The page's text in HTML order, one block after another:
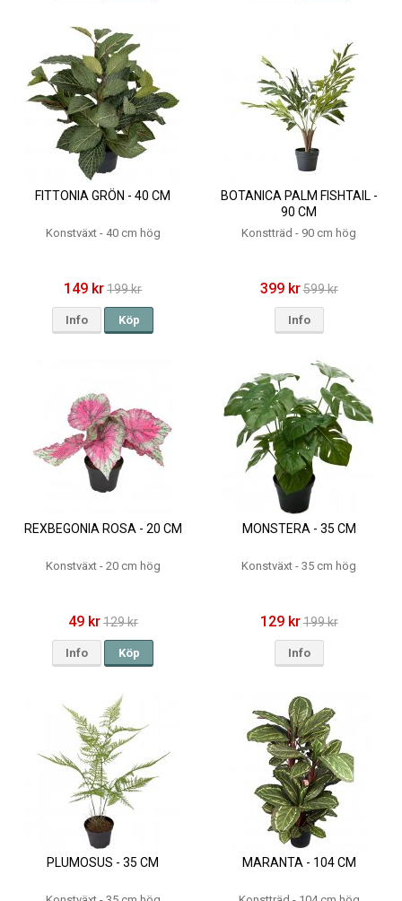
FITTONIA GRÖN - 40 CM
Konstväxt - 40 cm hög
149 kr 199 kr
Info Köp
BOTANICA PALM FISHTAIL -
90 CM
Konstträd - 90 cm hög
399 kr599 kr
Info
REXBEGONIA ROSA - 20 CM
Konstväxt - 20 cm hög
49 kr129 kr
Info Köp
MONSTERA - 35 CM
Konstväxt - 35 cm hög
129 kr199 kr
Info
PLUMOSUS - 35 CM MARANTA - 104 CM